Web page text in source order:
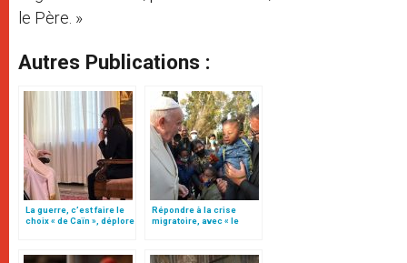
le Père. »
Autres Publications :
La guerre, c’est faire le
choix « de Caïn », déplore
Répondre à la crise
migratoire, avec « le